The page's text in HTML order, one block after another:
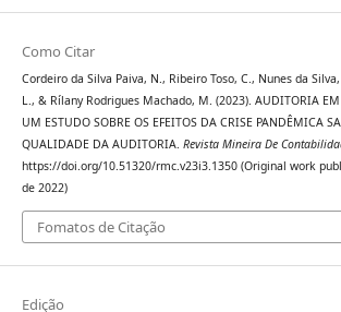
Como Citar
Cordeiro da Silva Paiva, N., Ribeiro Toso, C., Nunes da
L., & Rílany Rodrigues Machado, M. (2023). AUDITORIA EM
UM ESTUDO SOBRE OS EFEITOS DA CRISE PANDÊMICA
QUALIDADE DA AUDITORIA. Revista Mineira De
https://doi.org/10.51320/rmc.v23i3.1350 (Original work
de 2022)
Fomatos de Citação
Edição